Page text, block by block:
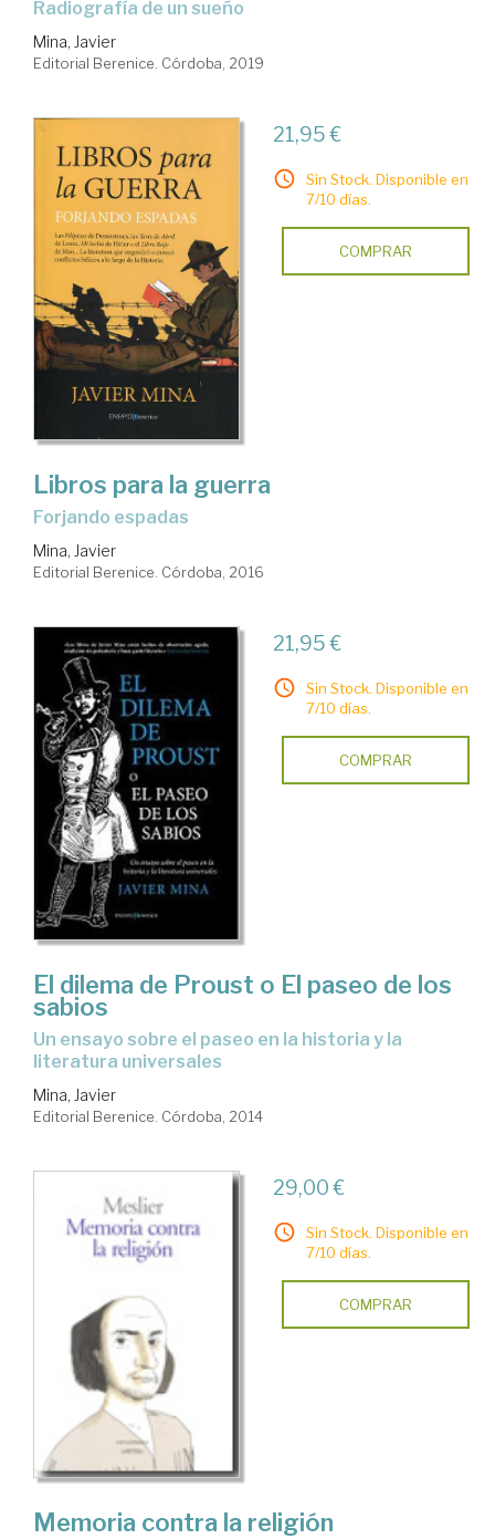
radiografía de un sueño
Mina, Javier
Editorial Berenice. Córdoba, 2019
21,95 €
Sin Stock. Disponible en
7/10 días.
COMPRAR
Libros para la guerra
forjando espadas
Mina, Javier
Editorial Berenice. Córdoba, 2016
21,95 €
Sin Stock. Disponible en
7/10 días.
COMPRAR
El dilema de Proust o El paseo de los
sabios
un ensayo sobre el paseo en la historia y la
literatura universales
Mina, Javier
Editorial Berenice. Córdoba, 2014
29,00 €
Sin Stock. Disponible en
7/10 días.
COMPRAR
Memoria contra la religión